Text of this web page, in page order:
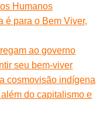
Humanos
é para o Bem Viver,
ao governo
seu bem-viver
cosmovisão indígena
do capitalismo e